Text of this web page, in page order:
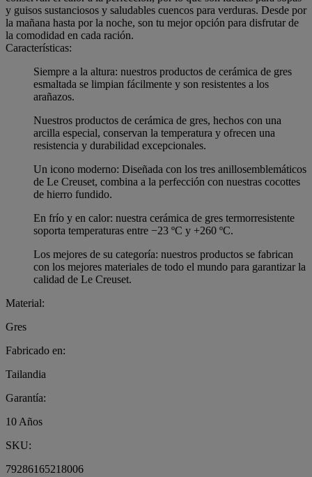
y guisos sustanciosos y saludables cuencos para verduras. Desde por
la mañana hasta por la noche, son tu mejor opción para disfrutar de
la comodidad en cada ración.
Características:
Siempre a la altura: nuestros productos de cerámica de gres
esmaltada se limpian fácilmente y son resistentes a los
arañazos.
Nuestros productos de cerámica de gres, hechos con una
arcilla especial, conservan la temperatura y ofrecen una
resistencia y durabilidad excepcionales.
Un icono moderno: Diseñada con los tres anillosemblemáticos
de Le Creuset, combina a la perfección con nuestras cocottes
de hierro fundido.
En frío y en calor: nuestra cerámica de gres termorresistente
soporta temperaturas entre −23 ºC y +260 ºC.
Los mejores de su categoría: nuestros productos se fabrican
con los mejores materiales de todo el mundo para garantizar la
calidad de Le Creuset.
Material:
Gres
Fabricado en:
Tailandia
Garantía:
10 Años
SKU:
79286165218006